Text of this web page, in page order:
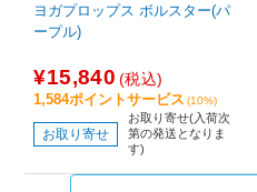
ヨガプロップス ボルスター(パ
ープル)
¥15,840 (税込)
1,584ポイントサービス (10%)
お取り寄せ
お取り寄せ(入荷次
第の発送となりま
す)